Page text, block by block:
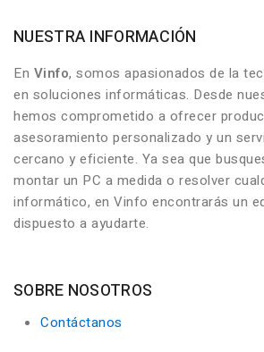
NUESTRA INFORMACIÓN
En Vinfo, somos apasionados de la
en soluciones informáticas. Desde
hemos comprometido a ofrecer
asesoramiento personalizado y un
cercano y eficiente. Ya sea que
montar un PC a medida o resolver
informático, en Vinfo encontrarás un
dispuesto a ayudarte.
SOBRE NOSOTROS
Contáctanos